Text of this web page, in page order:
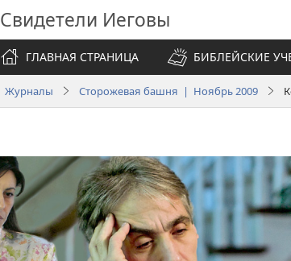
Свидетели Иеговы
ГЛАВНАЯ СТРАНИЦА
БИБЛЕЙСКИЕ
Журналы Сторожевая башня | Ноябрь 2009